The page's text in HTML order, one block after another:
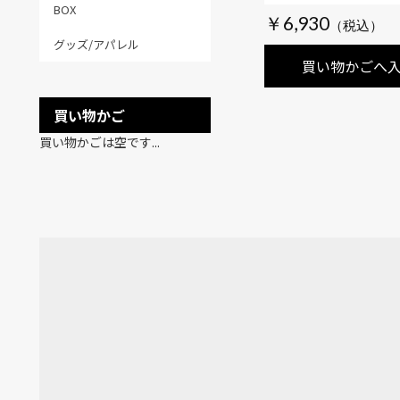
BOX
グッズ/アパレル
買い物かご
買い物かごは空です...
1970・3CD・ク
ル・ボックス
￥6,930
買い物かごへ